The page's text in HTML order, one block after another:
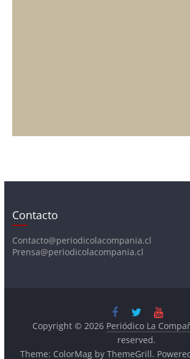
Contacto
Contacto@periodicolacompania.cl
Prensa@periodicolacompania.cl
Copyright © 2026 Periódico La
reserved.
Theme: ColorMagby ThemeGrill.